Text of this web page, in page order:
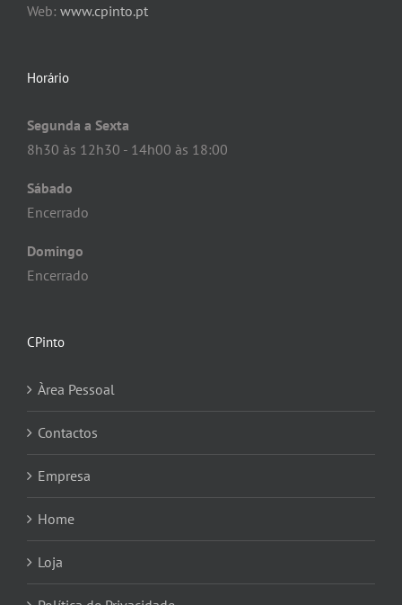
Web: www.cpinto.pt
Horário
Segunda a Sexta
8h30 às 12h30 - 14h00 às 18:00
Sábado
Encerrado
Domingo
Encerrado
CPinto
Àrea Pessoal
Contactos
Empresa
Home
Loja